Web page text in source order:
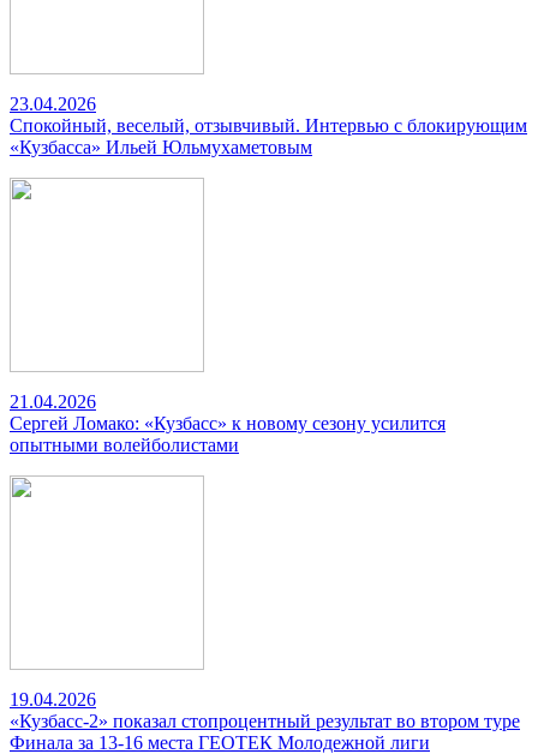
23.04.2026
Спокойный, веселый, отзывчивый. Интервью с блокирующим
«Кузбасса» Ильей Юльмухаметовым
21.04.2026
Сергей Ломако: «Кузбасс» к новому сезону усилится
опытными волейболистами
19.04.2026
«Кузбасс-2» показал стопроцентный результат во втором туре
Финала за 13-16 места ГЕОТЕК Молодежной лиги